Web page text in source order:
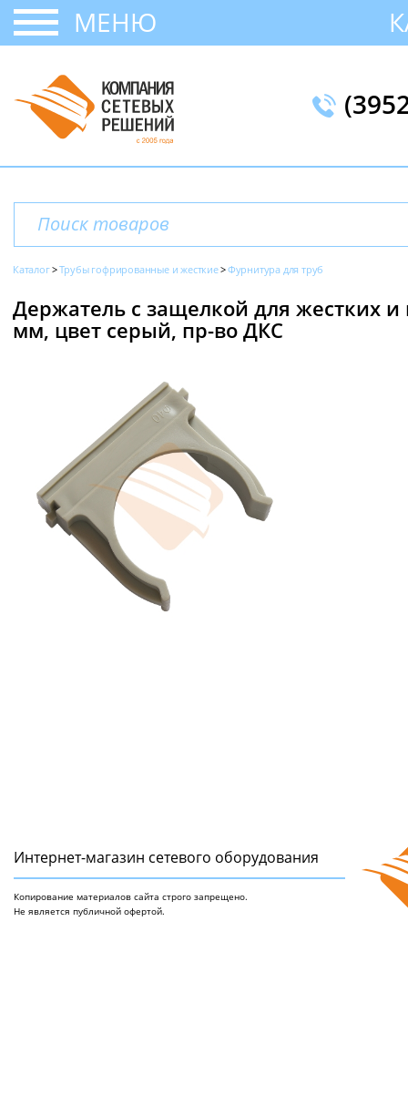
МЕНЮ
Каталог Трубы гофрированные и жесткие Фурнитура для труб
Держатель с защелкой для жестких
мм, цвет серый, пр-во ДКС
Интернет-магазин сетeвого оборудования
Копирование материалов сайта строго запрещено.
Не является публичной офертой.